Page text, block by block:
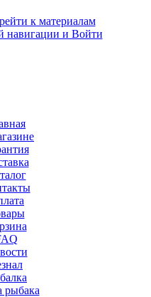
к материалам
навигации и Войти
рыбака